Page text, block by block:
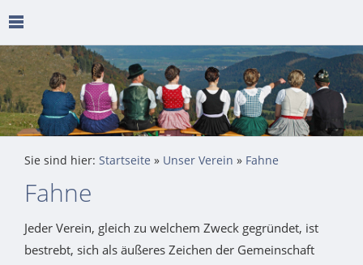
Sie sind hier: Startseite » Unser Verein » Fahne
Fahne
Jeder Verein, gleich zu welchem Zweck gegründet, ist
bestrebt, sich als äußeres Zeichen der Gemeinschaft